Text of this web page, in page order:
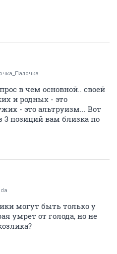
в чем основной.. своей
и родных - это
- это альтруизм... Вот
3 позиций вам близка по
могут быть только у
умрет от голода, но не